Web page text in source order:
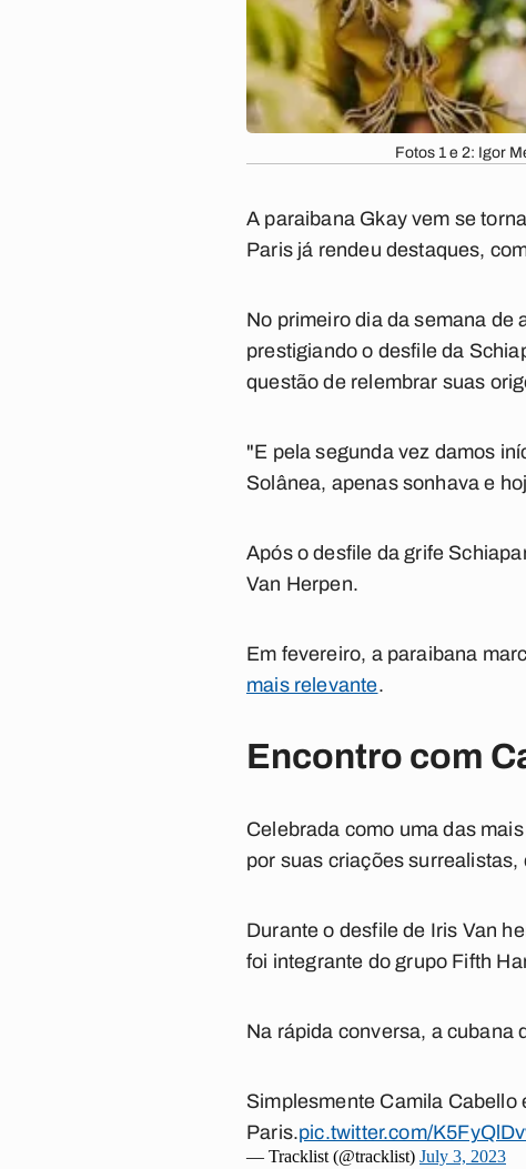
Fotos 1 e 2: Igor
A paraibana Gkay vem se
Paris já rendeu destaques,
No primeiro dia da semana de
prestigiando o desfile da
questão de relembrar suas
"E pela segunda vez damos
Solânea, apenas sonhava e
Após o desfile da grife
Van Herpen.
Em fevereiro, a paraibana
mais relevante.
Encontro com
Celebrada como uma das
por suas criações
Durante o desfile de Iris Van
foi integrante do grupo Fifth
Na rápida conversa, a cubana
Simplesmente Camila Cabello
Paris.pic.twitter.com/
— Tracklist (@tracklist) July 3, 2023